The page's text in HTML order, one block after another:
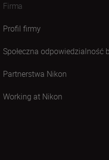
Firma
Profil firmy
Społeczna odpowiedzialność
Partnerstwa Nikon
Working at Nikon